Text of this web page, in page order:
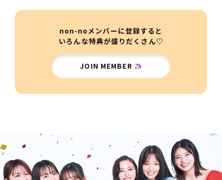
non-noメンバーに登録すると
いろんな特典が盛りだくさん♡
JOIN MEMBER